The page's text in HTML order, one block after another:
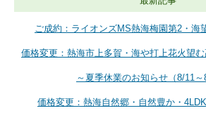
ご成約：ライオンズMS熱海梅園第2・海
価格変更：熱海市上多賀・海や打上花火望む
～夏季休業のお知らせ（8/11～
価格変更：熱海自然郷・自然豊か・4LDK